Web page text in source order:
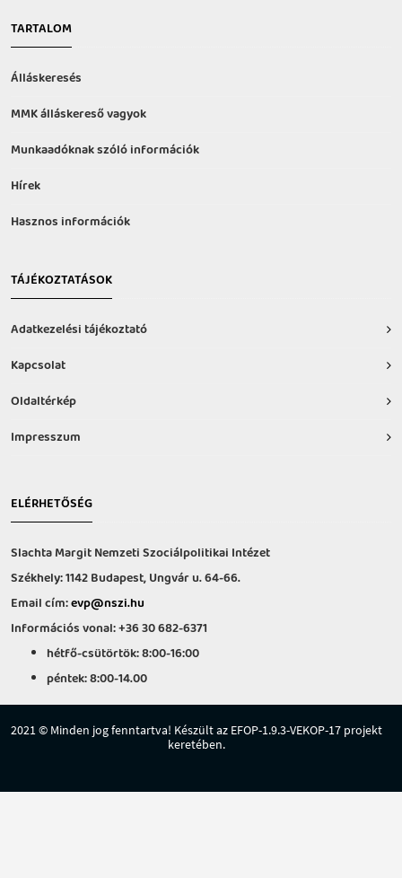
TARTALOM
Álláskeresés
MMK álláskereső vagyok
Munkaadóknak szóló információk
Hírek
Hasznos információk
TÁJÉKOZTATÁSOK
Adatkezelési tájékoztató
Kapcsolat
Oldaltérkép
Impresszum
ELÉRHETŐSÉG
Slachta Margit Nemzeti Szociálpolitikai Intézet
Székhely: 1142 Budapest, Ungvár u. 64-66.
Email cím:evp@nszi.hu
Információs vonal: +36 30 682-6371
hétfő-csütörtök: 8:00-16:00
péntek: 8:00-14.00
2021 © Minden jog fenntartva! Készült az EFOP-1.9.3-VEKOP-17 projekt
keretében.